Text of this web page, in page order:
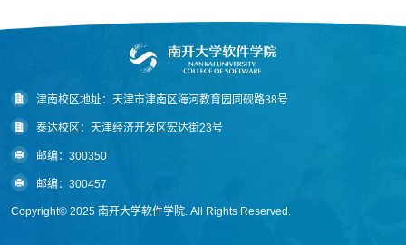
津南校区地址：天津市津南区海河教育园同砚路38号
泰达校区：天津经济开发区宏达街23号
邮编：300350
邮编：300457
Copyright© 2025 南开大学软件学院. All Rights Reserved.